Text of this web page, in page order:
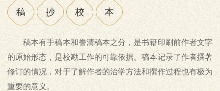
稿 抄 校 本
​稿本有手稿本和誊清稿本之分，是书籍印刷前作者文字
的原始形态，是校勘工作的可靠依据。稿本记录了作者撰著
修订的情况，对于了解作者的治学方法和撰作过程也有极为
重要的意义。